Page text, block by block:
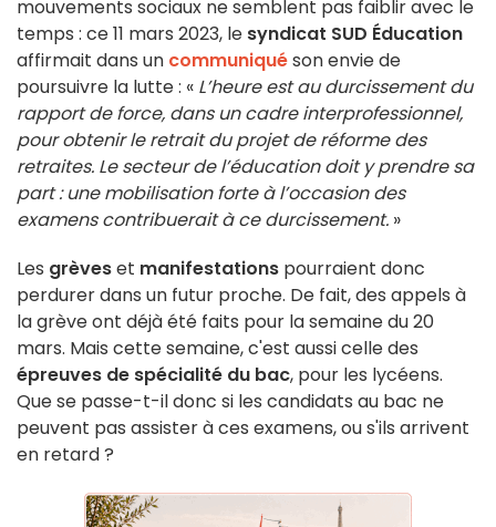
mouvements sociaux ne semblent pas faiblir avec le
temps : ce 11 mars 2023, le syndicat SUD Éducation
affirmait dans un communiquéson envie de
poursuivre la lutte : « L’heure est au durcissement du
rapport de force, dans un cadre interprofessionnel,
pour obtenir le retrait du projet de réforme des
retraites. Le secteur de l’éducation doit y prendre sa
part : une mobilisation forte à l’occasion des
examens contribuerait à ce durcissement. »
Les grèveset manifestations pourraient donc
perdurer dans un futur proche. De fait, des appels à
la grève ont déjà été faits pour la semaine du 20
mars. Mais cette semaine, c'est aussi celle des
épreuves de spécialité du bac, pour les lycéens.
Que se passe-t-il donc si les candidats au bac ne
peuvent pas assister à ces examens, ou s'ils arrivent
en retard ?